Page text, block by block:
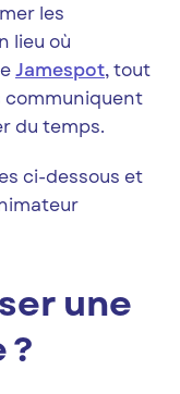
les
lieu où
Jamespot, tout
communiquent
du temps.
ci-dessous et
une